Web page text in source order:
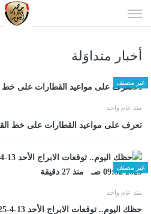
الى
أخبار متداوَلة
غير مصنف
منذ عام واحد
تعرف على مواعيد القطارات على خط
غير مصنف
منذ عام واحد